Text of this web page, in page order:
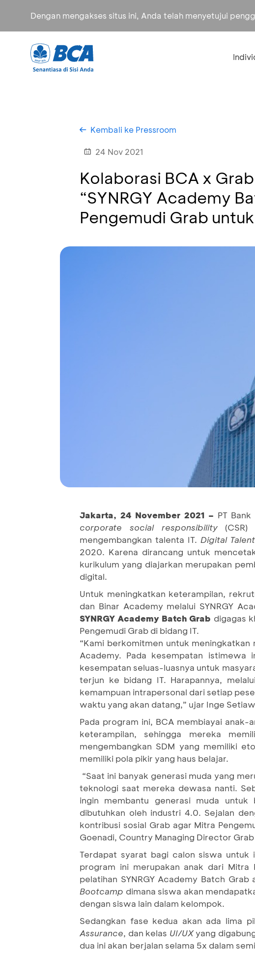
Dengan mengakses situs ini, Anda telah menyetujui
Kembali ke Pressroom
24 Nov 2021
Kolaborasi BCA x
“SYNRGY Academy
Pengemudi Grab
Jakarta, 24 November 2021 – PT
corporate social
responsibility(CSR)
mengembangkan talenta IT. Digital
2020. Karena dirancang untuk
kurikulum yang diajarkan merupakan
digital.
Untuk meningkatkan keterampilan,
dan Binar Academy melalui SYNRGY
SYNRGY Academy Batch Grab digagas
Pengemudi Grab di bidang IT.
“Kami berkomitmen untuk meningkatkan
Academy. Pada kesempatan istimewa
kesempatan seluas-luasnya untuk
terjun ke bidang IT. Harapannya,
kemampuan intrapersonal dari setiap
waktu yang akan datang,” ujar Inge
Pada program ini, BCA membiayai
keterampilan, sehingga mereka
mengembangkan SDM yang memiliki
memiliki pola pikir yang haus belajar.
“Saat ini banyak generasi muda yang
teknologi saat mereka dewasa nanti.
ingin membantu generasi muda untuk
dibutuhkan oleh industri 4.0. Sejalan
kontribusi sosial Grab agar Mitra
Goenadi, Country Managing Director
Terdapat syarat bagi calon siswa untuk
program ini merupakan anak dari Mitra
pelatihan SYNRGY Academy Batch
Bootcamp dimana siswa akan
dengan siswa lain dalam kelompok.
Sedangkan fase kedua akan ada lima
Assurance, dan kelas UI/UXyang
dua ini akan berjalan selama 5x dalam